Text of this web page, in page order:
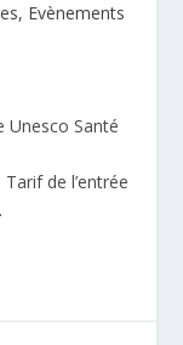
, Evènements
Unesco Santé
de l’entrée
.